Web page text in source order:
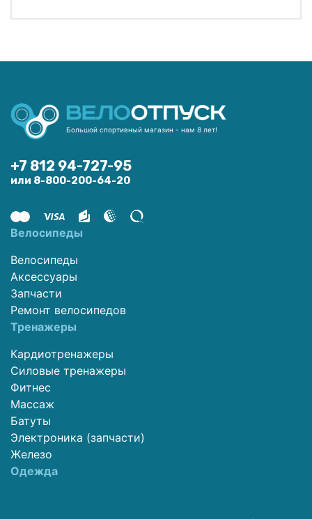
Большой спортивный магазин - нам 8 лет!
+7 812 94-727-95
или 8-800-200-64-20
Велосипеды
Велосипеды
Аксессуары
Запчасти
Ремонт велосипедов
Тренажеры
Кардиотренажеры
Силовые тренажеры
Фитнес
Массаж
Батуты
Электроника (запчасти)
Железо
Одежда